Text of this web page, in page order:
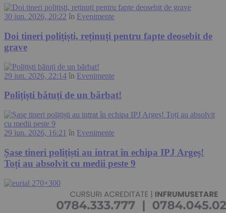
30 iun. 2026, 20:22 în Evenimente
Doi tineri polițiști, reținuți pentru fapte deosebit de
grave
29 iun. 2026, 22:14 în Evenimente
Polițiști bătuți de un bărbat!
29 iun. 2026, 16:21 în Evenimente
Șase tineri polițiști au intrat în echipa IPJ Argeș!
Toți au absolvit cu medii peste 9